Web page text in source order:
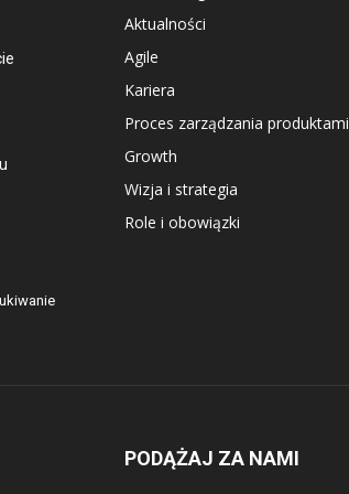
Aktualności
Agile
Kariera
Proces zarządzania produktami
Growth
Wizja i strategia
Role i obowiązki
PODĄŻAJ ZA NAMI